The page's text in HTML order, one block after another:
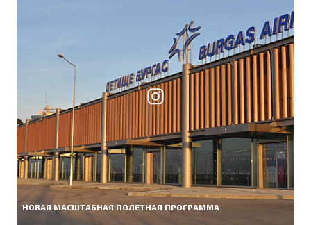
НОВАЯ МАСШТАБНАЯ ПОЛЕТНАЯ ПРОГРАММА